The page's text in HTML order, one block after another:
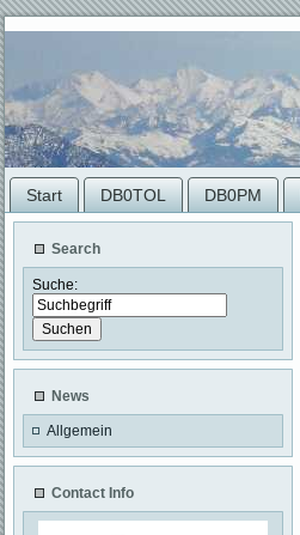
Start DB0TOL DB0PM
Search
Suche:
News
Allgemein
Contact Info